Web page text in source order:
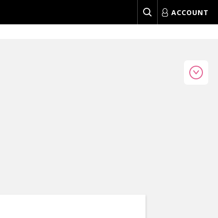
ACCOUNT